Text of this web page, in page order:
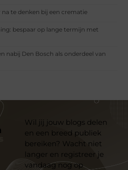
te denken bij een crematie
bespaar op lange termijn met
nabij Den Bosch als onderdeel van
Wil jij jouw blogs delen
en een breed publiek
bereiken? Wacht niet
langer en registreer je
vandaag nog op